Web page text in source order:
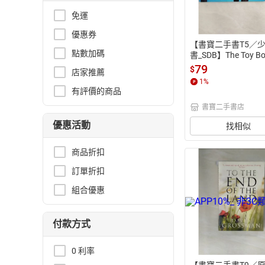
免運
優惠券
點數加碼
店家推薦
有評價的商品
優惠活動
商品折扣
訂單折扣
組合優惠
付款方式
0 利率
【書寶二手書T5／
書_SDB】The Toy
ng, Loren
$79
1%
書寶二手書店
找相似